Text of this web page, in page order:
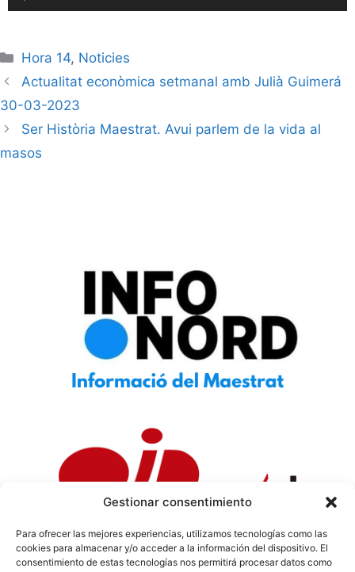
Gestionar consentimiento
Para ofrecer las mejores experiencias, utilizamos tecnologías como las
cookies para almacenar y/o acceder a la información del dispositivo. El
consentimiento de estas tecnologías nos permitirá procesar datos como
de
Hora 14, Noticies
Actualitat econòmica setmanal amb Julià Guimerá
30-03-2023
Ser Història Maestrat. Avui parlem de la vida al
masos
Política de Privacidad| Política de Cookies|Aviso